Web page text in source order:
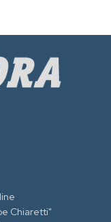
Chiaretti"